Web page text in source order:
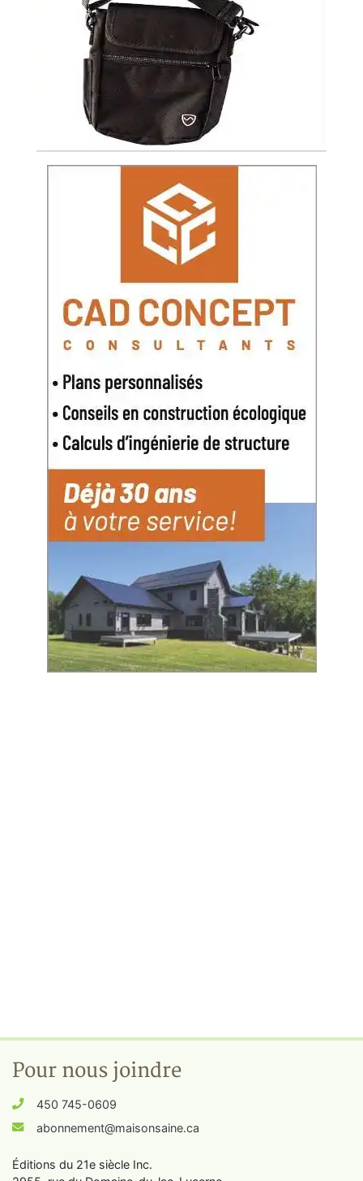
Pour nous joindre
450 745-0609
abonnement@maisonsaine.ca
Éditions du 21e siècle Inc.